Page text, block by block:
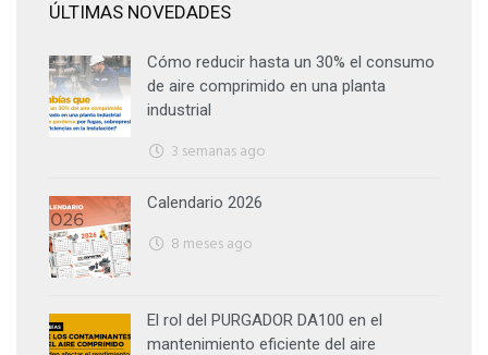
ÚLTIMAS NOVEDADES
Cómo reducir hasta un 30% el consumo
de aire comprimido en una planta
industrial
3 semanas ago
Calendario 2026
8 meses ago
El rol del PURGADOR DA100 en el
mantenimiento eficiente del aire